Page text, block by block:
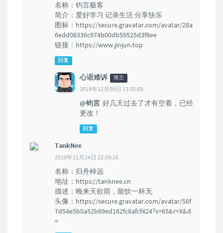
名称：钧言极客
简介：爱好学习 记录生活 分享快乐
图标：https://secure.gravatar.com/avatar/28a
6edd08336c974b00db59525d3f8ee
链接：https://www.jinjun.top
回复
心语难诉 博主
2019年12月09日 13:35:05
@钧言 好几天过去了才有空看，已经
更改！
回复
TankNee
2019年11月24日 22:39:26
名称：归舟棹远
地址：https://tanknee.cn
描述：晚来天欲雨，能饮一杯无
头像：https://secure.gravatar.com/avatar/56f
7d54e5b0a52b69ed162fc8afcf424?s=65&r=X&d
=